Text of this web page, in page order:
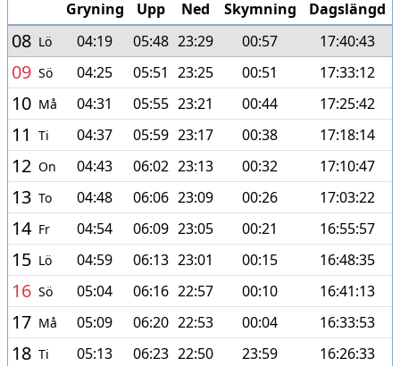
Gryning Upp Ned Skymning Dagslängd
08 Lö 04:19 05:48 23:29 00:57 17:40:43
09 Sö 04:25 05:51 23:25 00:51 17:33:12
10 Må 04:31 05:55 23:21 00:44 17:25:42
11 Ti 04:37 05:59 23:17 00:38 17:18:14
12 On 04:43 06:02 23:13 00:32 17:10:47
13 To 04:48 06:06 23:09 00:26 17:03:22
14 Fr 04:54 06:09 23:05 00:21 16:55:57
15 Lö 04:59 06:13 23:01 00:15 16:48:35
16 Sö 05:04 06:16 22:57 00:10 16:41:13
17 Må 05:09 06:20 22:53 00:04 16:33:53
18 Ti 05:13 06:23 22:50 23:59 16:26:33